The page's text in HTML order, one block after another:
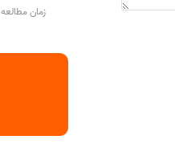
زمان مطالعه 1 دقیقه